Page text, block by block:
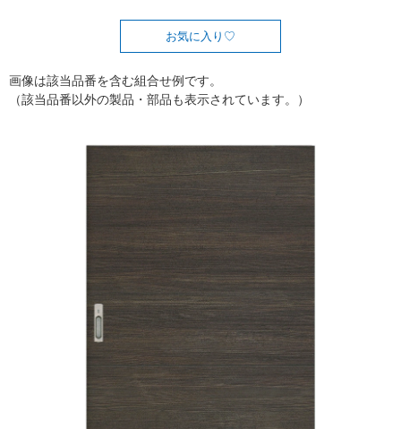
お気に入り
画像は該当品番を含む組合せ例です。
（該当品番以外の製品・部品も表示されています。）